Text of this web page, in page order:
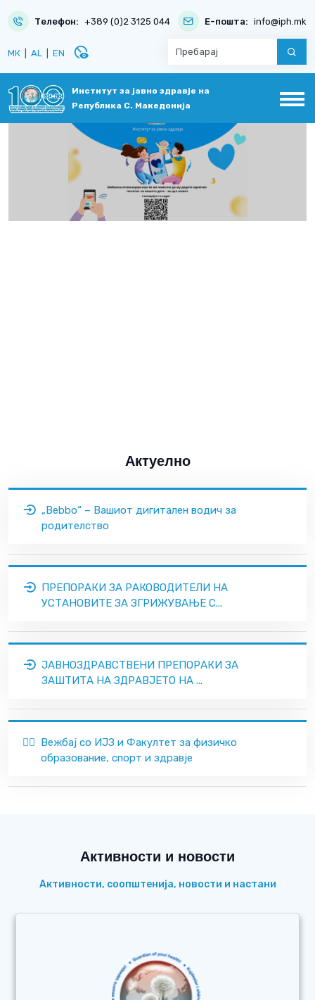
Телефон: +389 (0)2 3125 044 Е-пошта: info@iph.mk
МК AL EN disabled_visible
Институт за јавно здравје на
Република С. Македонија
Актуелно
„Bebbo“ – Вашиот дигитален водич за
родителство
ПРЕПОРАКИ ЗА РАКОВОДИТЕЛИ НА
УСТАНОВИТЕ ЗА ЗГРИЖУВАЊЕ С...
ЈАВНОЗДРАВСТВЕНИ ПРЕПОРАКИ ЗА
ЗАШТИТА НА ЗДРАВЈЕТО НА ...
🏃‍♂️ Вежбај со ИЈЗ и Факултет за физичко
образование, спорт и здравје
Активности и новости
Активности, соопштенија, новости и настани